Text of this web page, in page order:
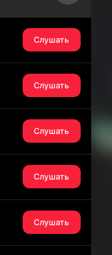
Слушать
Слушать
Слушать
Слушать
Слушать